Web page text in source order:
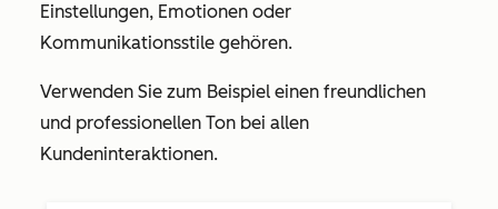
Einstellungen, Emotionen oder
Kommunikationsstile gehören.
Verwenden Sie zum Beispiel einen freundlichen
und professionellen Ton bei allen
Kundeninteraktionen.